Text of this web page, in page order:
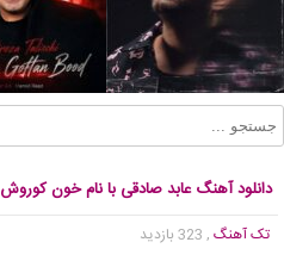
دانلود آهنگ عابد صادقی با نام خون کوروش
تک آهنگ , 323 بازدید